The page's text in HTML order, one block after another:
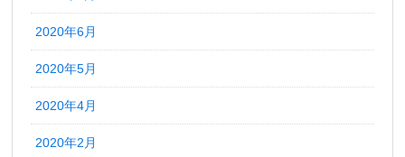
2020年6月
2020年5月
2020年4月
2020年2月